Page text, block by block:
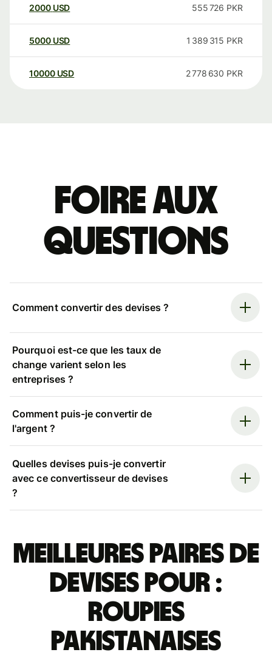
2000 USD 555 726 PKR
5000 USD 1 389 315 PKR
10000 USD 2 778 630 PKR
Foire aux
questions
Comment convertir des devises ?
Pourquoi est-ce que les taux de
change varient selon les
entreprises ?
Comment puis-je convertir de
l'argent ?
Quelles devises puis-je convertir
avec ce convertisseur de devises
?
Meilleures paires de
devises pour :
roupies
pakistanaises